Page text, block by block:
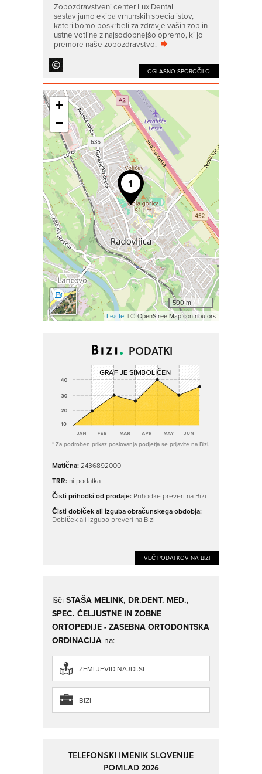
Zobozdravstveni center Lux Dental
sestavljamo ekipa vrhunskih specialistov,
kateri bomo poskrbeli za zdravje vaših zob in
ustne votline z najsodobnejšo opremo, ki jo
premore naše zobozdravstvo.
OGLASNO SPOROČILO
+
−
500 m
Leaflet| © OpenStreetMap contributors
PODATKI
* Za podroben prikaz poslovanja podjetja se prijavite na Bizi.
Matična:2436892000
TRR: ni podatka
Čisti prihodki od prodaje: Prihodke preveri na Bizi
Čisti dobiček ali izguba obračunskega obdobja:
Dobiček ali izgubo preveri na Bizi
VEČ PODATKOV NA BIZI
Išči STAŠA MELINK, DR.DENT. MED.,
SPEC. ČELJUSTNE IN ZOBNE
ORTOPEDIJE - ZASEBNA ORTODONTSKA
ORDINACIJA na:
ZEMLJEVID.NAJDI.SI
BIZI
TELEFONSKI IMENIK SLOVENIJE
POMLAD 2026